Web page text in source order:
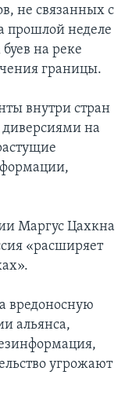
не связанных с
неделе
на реке
границы.
внутри стран
на
Маргус Цахкна
«расширяет
вредоносную
альянса,
угрожают